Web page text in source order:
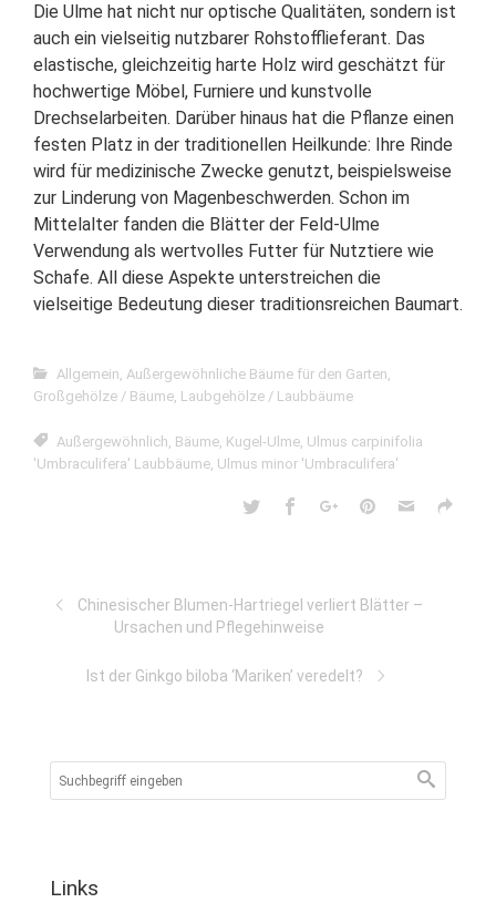
Die Ulme hat nicht nur optische Qualitäten, sondern ist
auch ein vielseitig nutzbarer Rohstofflieferant. Das
elastische, gleichzeitig harte Holz wird geschätzt für
hochwertige Möbel, Furniere und kunstvolle
Drechselarbeiten. Darüber hinaus hat die Pflanze einen
festen Platz in der traditionellen Heilkunde: Ihre Rinde
wird für medizinische Zwecke genutzt, beispielsweise
zur Linderung von Magenbeschwerden. Schon im
Mittelalter fanden die Blätter der Feld-Ulme
Verwendung als wertvolles Futter für Nutztiere wie
Schafe. All diese Aspekte unterstreichen die
vielseitige Bedeutung dieser traditionsreichen Baumart.
Allgemein, Außergewöhnliche Bäume für den Garten,
Großgehölze / Bäume, Laubgehölze / Laubbäume
Außergewöhnlich, Bäume, Kugel-Ulme, Ulmus carpinifolia
'Umbraculifera' Laubbäume, Ulmus minor 'Umbraculifera'
Chinesischer Blumen-Hartriegel verliert Blätter –
Ursachen und Pflegehinweise
Ist der Ginkgo biloba ‘Mariken’ veredelt?
Links